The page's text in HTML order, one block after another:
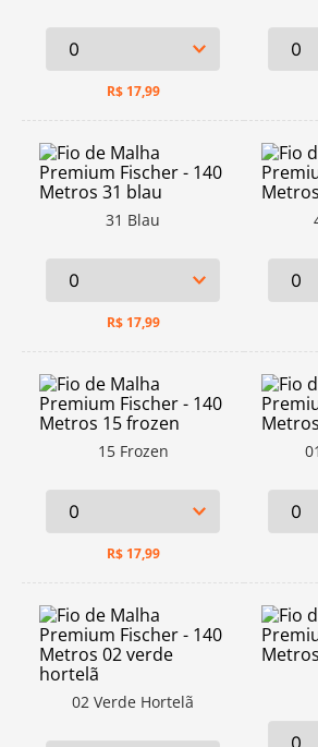
R$ 17,99
31 Blau
R$ 17,99
15 Frozen
R$ 17,99
02 Verde Hortelã